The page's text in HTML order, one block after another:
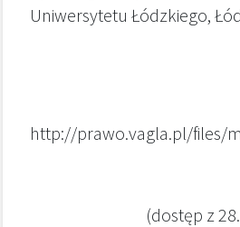
Uniwersytetu Łódzkiego,
http://prawo.vagla.pl/files/
(dostęp z